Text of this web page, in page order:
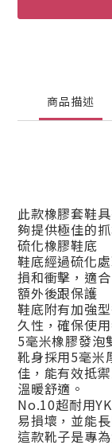
商品描述
此款橡膠套鞋
夠提供極佳的
硫化橡膠鞋底
鞋底經過硫化
損和衝擊，適
額外後跟保護
鞋底附有加強
久性，確保使
5毫米橡膠發泡
靴身採用5毫米
佳，能有效抵
溫暖舒適。
No.10超耐用
易損壞，並能
這款靴子是專